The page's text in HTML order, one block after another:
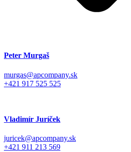
Peter Murgaš
murgas@apcompany.sk
+421 917 525 525
Vladimír Juríček
juricek@apcompany.sk
+421 911 213 569